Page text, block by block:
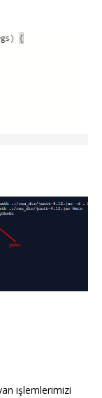
işlemlerimizi